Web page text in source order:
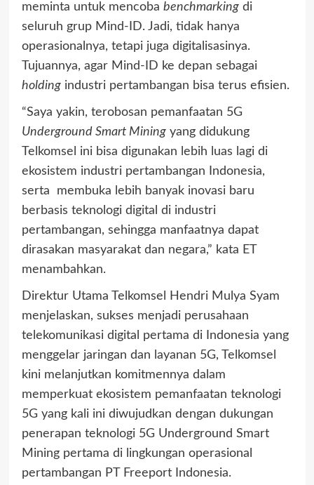
meminta untuk mencoba benchmarkingdi
seluruh grup Mind-ID. Jadi, tidak hanya
operasionalnya, tetapi juga digitalisasinya.
Tujuannya, agar Mind-ID ke depan sebagai
holdingindustri pertambangan bisa terus efisien.
“Saya yakin, terobosan pemanfaatan 5G
Underground Smart Miningyang didukung
Telkomsel ini bisa digunakan lebih luas lagi di
ekosistem industri pertambangan Indonesia,
serta membuka lebih banyak inovasi baru
berbasis teknologi digital di industri
pertambangan, sehingga manfaatnya dapat
dirasakan masyarakat dan negara,” kata ET
menambahkan.
Direktur Utama Telkomsel Hendri Mulya Syam
menjelaskan, sukses menjadi perusahaan
telekomunikasi digital pertama di Indonesia yang
menggelar jaringan dan layanan 5G, Telkomsel
kini melanjutkan komitmennya dalam
memperkuat ekosistem pemanfaatan teknologi
5G yang kali ini diwujudkan dengan dukungan
penerapan teknologi 5G Underground Smart
Mining pertama di lingkungan operasional
pertambangan PT Freeport Indonesia.